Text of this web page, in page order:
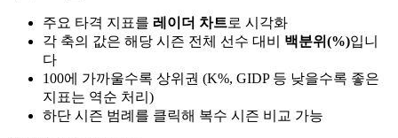
주요 타격 지표를 레이더 차트로 시각화
각 축의 값은 해당 시즌 전체 선수 대비 백분위(%)입니
다
100에 가까울수록 상위권 (K%, GIDP 등 낮을수록 좋은
지표는 역순 처리)
하단 시즌 범례를 클릭해 복수 시즌 비교 가능